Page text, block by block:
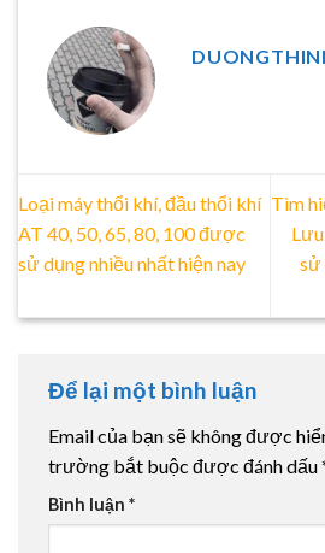
Loại máy thổi khí, đầu thổi khí
AT 40, 50, 65, 80, 100 được
sử dụng nhiều nhất hiện nay
Tìm
sử
Để lại một bình luận
Email của bạn sẽ không được
trường bắt buộc được đánh dấu
Bình luận *